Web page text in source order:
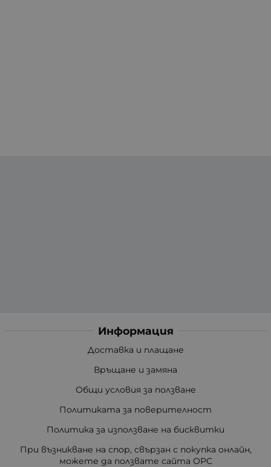
Информация
Доставка и плащане
Връщане и замяна
Общи условия за ползване
Политиката за поверителност
Политика за използване на бисквитки
При възникване на спор, свързан с покупка онлайн,
можете да ползвате сайта ОРС